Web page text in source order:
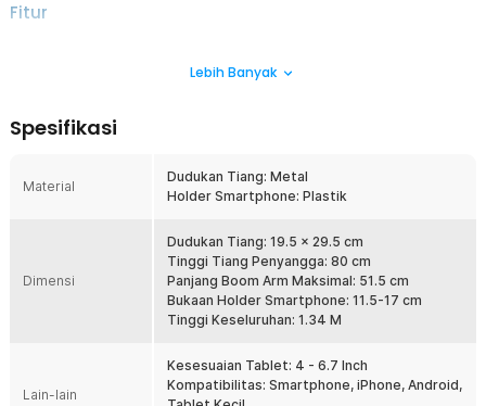
Fitur
Stand tablet ini dilengkapi dengan boom arm fleksibel yang
menyesuaikan sudut sesuai kebutuhan. Fitur ini memudahkan Anda
atau melakukan video call.
perangkat dapat digunakan dalam posisi portrait maupun
landscape. Hal ini sangat praktis untuk berbagai kebutuhan seperti
menonton video, membaca dokumen, hingga melakukan live
streaming. Fleksibilitas ini membuat penggunaan perangkat
Didesain dengan alas lebar berbahan metal dan dilengkapi lapisan
anti-slip, stand tablet ini stabil dan kokoh digunakan di berbagai
Lebih Banyak
Spesifikasi
Material
Dudukan Tiang: Metal
Holder Smartphone: Plastik
Dimensi
Dudukan Tiang: 19.5 x 29.5 cm
Tinggi Tiang Penyangga: 80 cm
Panjang Boom Arm Maksimal: 51.5 cm
Bukaan Holder Smartphone: 11.5-17 cm
Tinggi Keseluruhan: 1.34 M
Lain-lain
Kesesuaian Tablet: 4 - 6.7 Inch
Kompatibilitas: Smartphone, iPhone, Android,